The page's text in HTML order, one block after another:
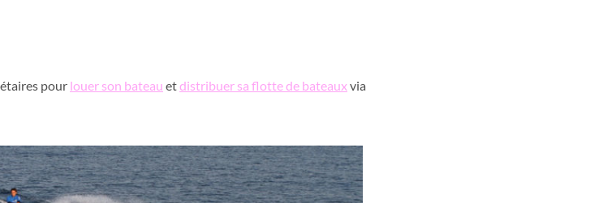
pour louer son bateau etdistribuer sa flotte de bateauxvia